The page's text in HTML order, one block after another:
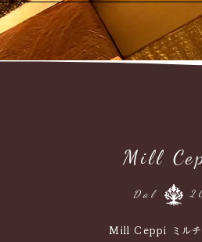
Mill
Dal
Mill Ceppi ミルチ